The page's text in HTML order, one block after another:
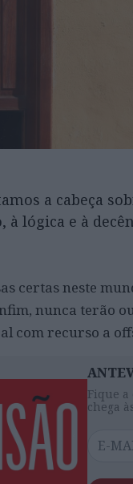
a cabeça
à lógica e à
certas neste
nunca terão
com recurso a
Fique
chega